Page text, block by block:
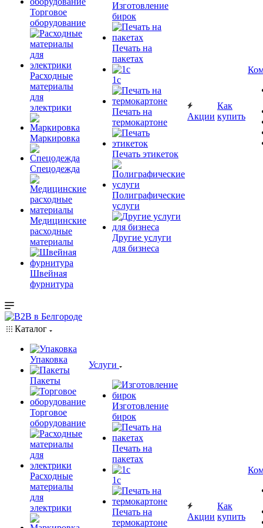
Торговое
оборудование
Расходные
материалы
для
электрики
Маркировка
Спецодежда
Медицинские
расходные
материалы
Швейная
фурнитура
Изготовление
бирок
Печать на
пакетах
1c
Печать на
термокартоне
Печать этикеток
Полиграфические
услуги
Другие услуги
для бизнеса
Акции
Как
купить
Каталог
Упаковка
Пакеты
Торговое
оборудование
Расходные
материалы
для
электрики
Услуги
Изготовление
бирок
Печать на
пакетах
1c
Печать на
термокартоне
Акции
Как
купить